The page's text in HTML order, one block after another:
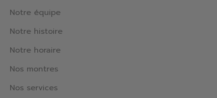
Notre équipe
Notre histoire
Notre horaire
Nos montres
Nos services